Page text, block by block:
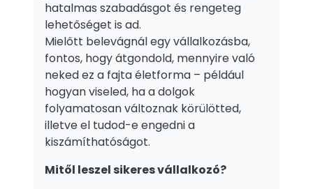
hatalmas szabadásgot és rengeteg
lehetőséget is ad.
Mielőtt belevágnál egy vállalkozásba,
fontos, hogy átgondold, mennyire való
neked ez a fajta életforma – például
hogyan viseled, ha a dolgok
folyamatosan változnak körülötted,
illetve el tudod-e engedni a
kiszámíthatóságot.
Mitől leszel sikeres vállalkozó?